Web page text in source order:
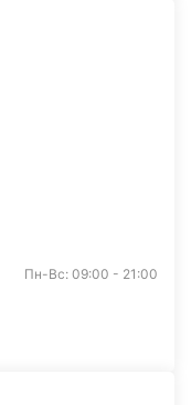
Пн-Вс: 09:00 - 21:00